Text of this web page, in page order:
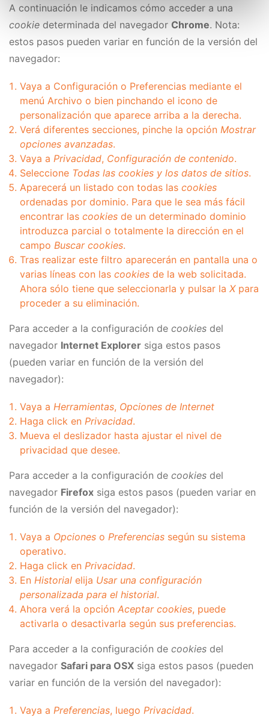
A continuación le indicamos cómo acceder a una
cookie determinada del navegador Chrome. Nota:
estos pasos pueden variar en función de la versión del
navegador:
Vaya a Configuración o Preferencias mediante el
menú Archivo o bien pinchando el icono de
personalización que aparece arriba a la derecha.
Verá diferentes secciones, pinche la opción Mostrar
opciones avanzadas.
Vaya a Privacidad, Configuración de contenido.
Seleccione Todas las cookies y los datos de sitios.
Aparecerá un listado con todas las cookies
ordenadas por dominio. Para que le sea más fácil
encontrar las cookies de un determinado dominio
introduzca parcial o totalmente la dirección en el
campo Buscar cookies.
Tras realizar este filtro aparecerán en pantalla una o
varias líneas con las cookies de la web solicitada.
Ahora sólo tiene que seleccionarla y pulsar la Xpara
proceder a su eliminación.
Para acceder a la configuración de cookies del
navegador Internet Explorer siga estos pasos
(pueden variar en función de la versión del
navegador):
Vaya a Herramientas, Opciones de Internet
Haga click en Privacidad.
Mueva el deslizador hasta ajustar el nivel de
privacidad que desee.
Para acceder a la configuración de cookies del
navegador Firefox siga estos pasos (pueden variar en
función de la versión del navegador):
Vaya a Opciones o Preferencias según su sistema
operativo.
Haga click en Privacidad.
En Historial elija Usar una configuración
personalizada para el historial.
Ahora verá la opción Aceptar cookies, puede
activarla o desactivarla según sus preferencias.
Para acceder a la configuración de cookies del
navegador Safari para OSX siga estos pasos (pueden
variar en función de la versión del navegador):
Vaya a Preferencias, luego Privacidad.